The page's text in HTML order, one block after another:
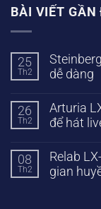
BÀI VIẾT GẦN
25
Th2
dễ dàng
26
Th2
Arturia
để hát
08
Th2
Relab
gian